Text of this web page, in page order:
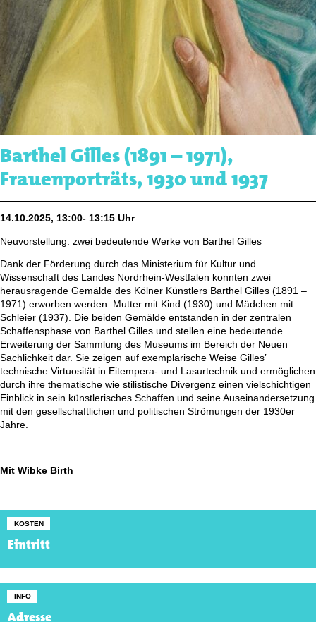
Barthel Gilles (1891 – 1971),
Frauenporträts, 1930 und 1937
14.10.2025, 13:00- 13:15 Uhr
Neuvorstellung: zwei bedeutende Werke von Barthel Gilles
Dank der Förderung durch das Ministerium für Kultur und
Wissenschaft des Landes Nordrhein-Westfalen konnten zwei
herausragende Gemälde des Kölner Künstlers Barthel Gilles (1891 –
1971) erworben werden: Mutter mit Kind (1930) und Mädchen mit
Schleier (1937). Die beiden Gemälde entstanden in der zentralen
Schaffensphase von Barthel Gilles und stellen eine bedeutende
Erweiterung der Sammlung des Museums im Bereich der Neuen
Sachlichkeit dar. Sie zeigen auf exemplarische Weise Gilles’
technische Virtuosität in Eitempera- und Lasurtechnik und ermöglichen
durch ihre thematische wie stilistische Divergenz einen vielschichtigen
Einblick in sein künstlerisches Schaffen und seine Auseinandersetzung
mit den gesellschaftlichen und politischen Strömungen der 1930er
Jahre.
Mit Wibke Birth
KOSTEN
Eintritt
INFO
Adresse